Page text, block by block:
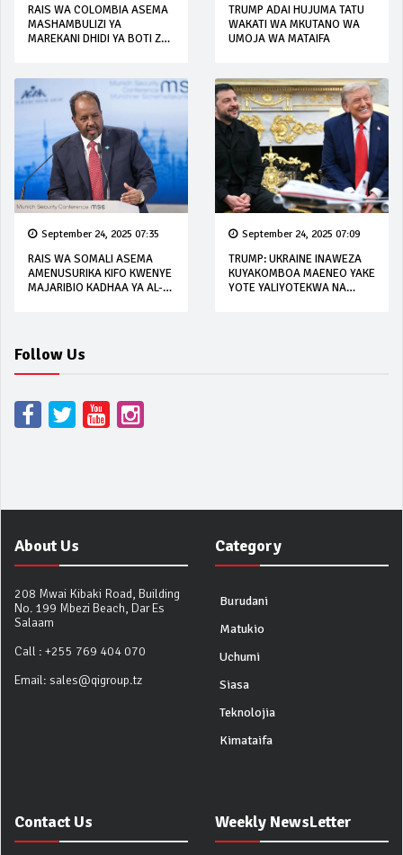
RAIS WA COLOMBIA ASEMA
MASHAMBULIZI YA
MAREKANI DHIDI YA BOTI ZA
TRUMP ADAI HUJUMA TATU
WAKATI WA MKUTANO WA
UMOJA WA MATAIFA
September 24, 2025 07:35
RAIS WA SOMALI ASEMA
AMENUSURIKA KIFO KWENYE
MAJARIBIO KADHAA YA AL-
September 24, 2025 07:09
TRUMP: UKRAINE INAWEZA
KUYAKOMBOA MAENEO YAKE
YOTE YALIYOTEKWA NA
Follow Us
About Us
208 Mwai Kibaki Road, Building
No. 199 Mbezi Beach, Dar Es
Salaam
Call : +255 769 404 070
Email: sales@qigroup.tz
Category
Burudani
Matukio
Uchumi
Siasa
Teknolojia
Kimataifa
Contact Us Weekly NewsLetter